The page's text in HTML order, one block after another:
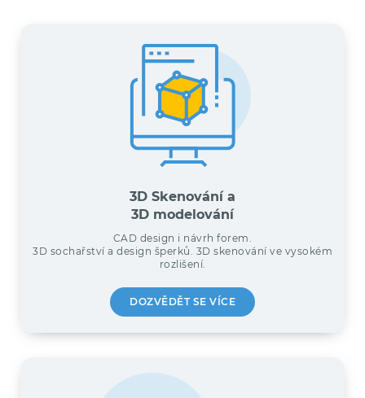
3D Skenování a
3D modelování
CAD design i návrh forem.
3D sochařství a design šperků. 3D skenování ve vysokém
rozlišení.
DOZVĚDĚT SE VÍCE